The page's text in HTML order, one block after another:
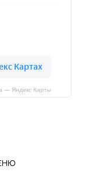
— Яндекс Карты